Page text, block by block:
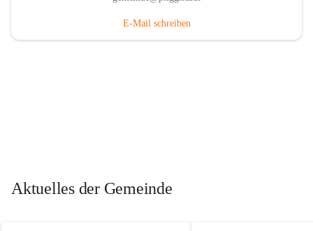
E-Mail schreiben
Aktuelles der Gemeinde